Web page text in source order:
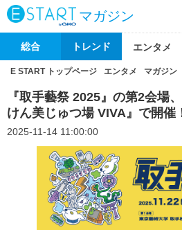
マガジン
総合 トレンド エンタメ
E START トップページ エンタメ マガジン
『取手藝祭 2025』の第2会場
けん美じゅつ場 VIVA』で開催
2025-11-14 11:00:00